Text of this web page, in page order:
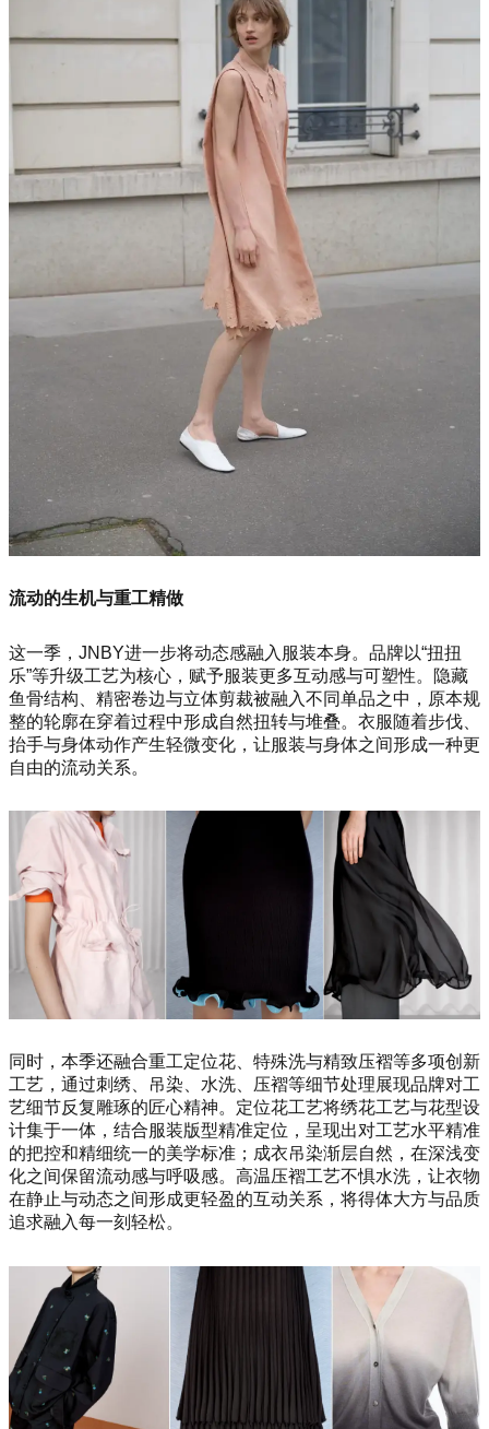
流动的生机与重工精做
这一季，JNBY进一步将动态感融入服装本身。品牌以“扭扭
乐”等升级工艺为核心，赋予服装更多互动感与可塑性。隐藏
鱼骨结构、精密卷边与立体剪裁被融入不同单品之中，原本规
整的轮廓在穿着过程中形成自然扭转与堆叠。衣服随着步伐、
抬手与身体动作产生轻微变化，让服装与身体之间形成一种更
自由的流动关系。
同时，本季还融合重工定位花、特殊洗与精致压褶等多项创新
工艺，通过刺绣、吊染、水洗、压褶等细节处理展现品牌对工
艺细节反复雕琢的匠心精神。定位花工艺将绣花工艺与花型设
计集于一体，结合服装版型精准定位，呈现出对工艺水平精准
的把控和精细统一的美学标准；成衣吊染渐层自然，在深浅变
化之间保留流动感与呼吸感。高温压褶工艺不惧水洗，让衣物
在静止与动态之间形成更轻盈的互动关系，将得体大方与品质
追求融入每一刻轻松。